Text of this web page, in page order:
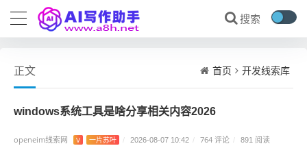
正文 首页 开发线索库
windows系统工具是啥分享相关内容2026
openeim线索网 V 一片苏叶 / 2026-08-07 10:42 / 764 评论 / 891 阅读